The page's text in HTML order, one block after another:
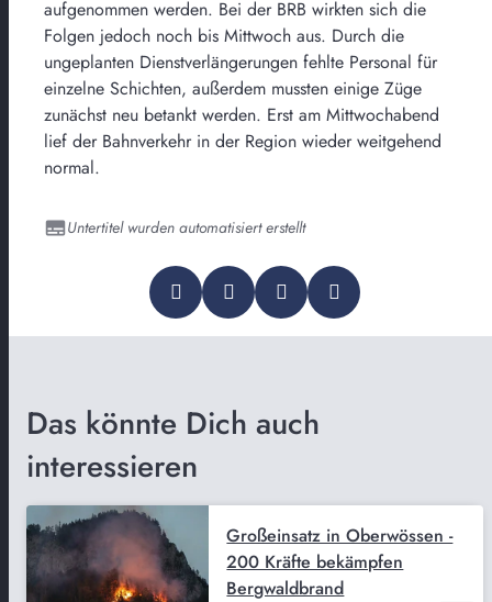
aufgenommen werden. Bei der BRB wirkten sich die
Folgen jedoch noch bis Mittwoch aus. Durch die
ungeplanten Dienstverlängerungen fehlte Personal für
einzelne Schichten, außerdem mussten einige Züge
zunächst neu betankt werden. Erst am Mittwochabend
lief der Bahnverkehr in der Region wieder weitgehend
normal.
Untertitel wurden automatisiert erstellt
Das könnte Dich auch
interessieren
Großeinsatz in Oberwössen -
200 Kräfte bekämpfen
Bergwaldbrand